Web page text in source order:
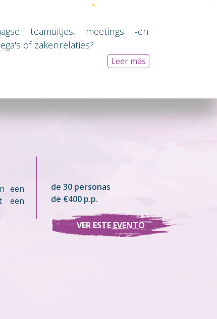
teamuitjes, meetings -en
of zakenrelaties?
Leer más
een
een
de 30 personas
de €400 p.p.
VER ESTE EVENTO